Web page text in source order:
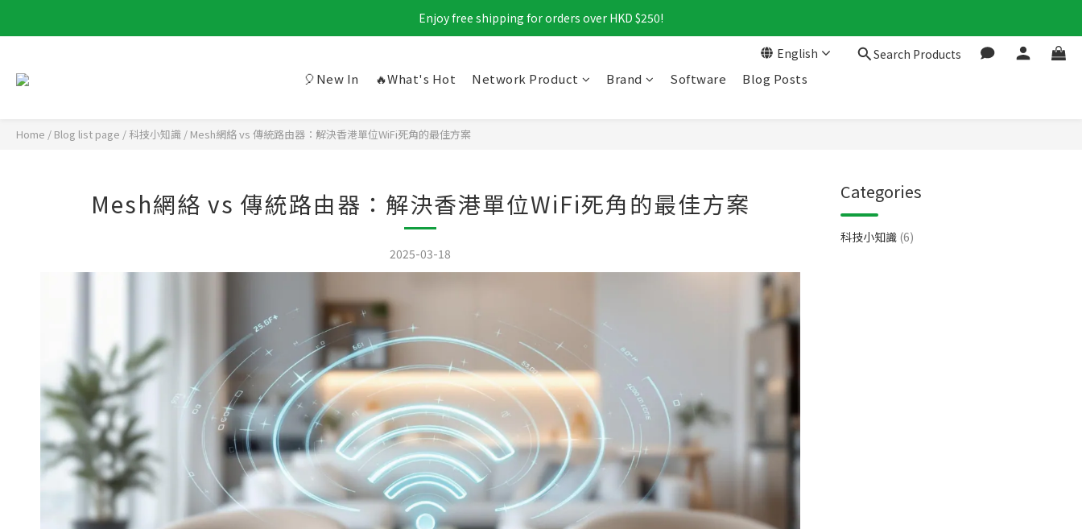
Enjoy free shipping for orders over HKD $250!
English Search Products
🎈New In 🔥What's Hot Network Product Brand Software Blog Posts
Home / Blog list page / 科技小知識 / Mesh網絡 vs 傳統路由器：解決香港單位WiFi死角的最佳方案
Mesh網絡 vs 傳統路由器：解決香港單位WiFi死角的最佳方案
2025-03-18
Categories
科技小知識 (6)